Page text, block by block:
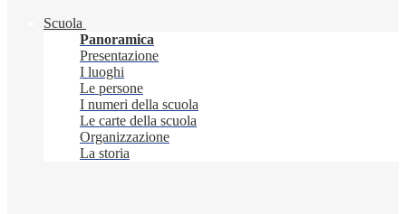
Scuola
Panoramica
Presentazione
I luoghi
Le persone
I numeri della scuola
Le carte della scuola
Organizzazione
La storia